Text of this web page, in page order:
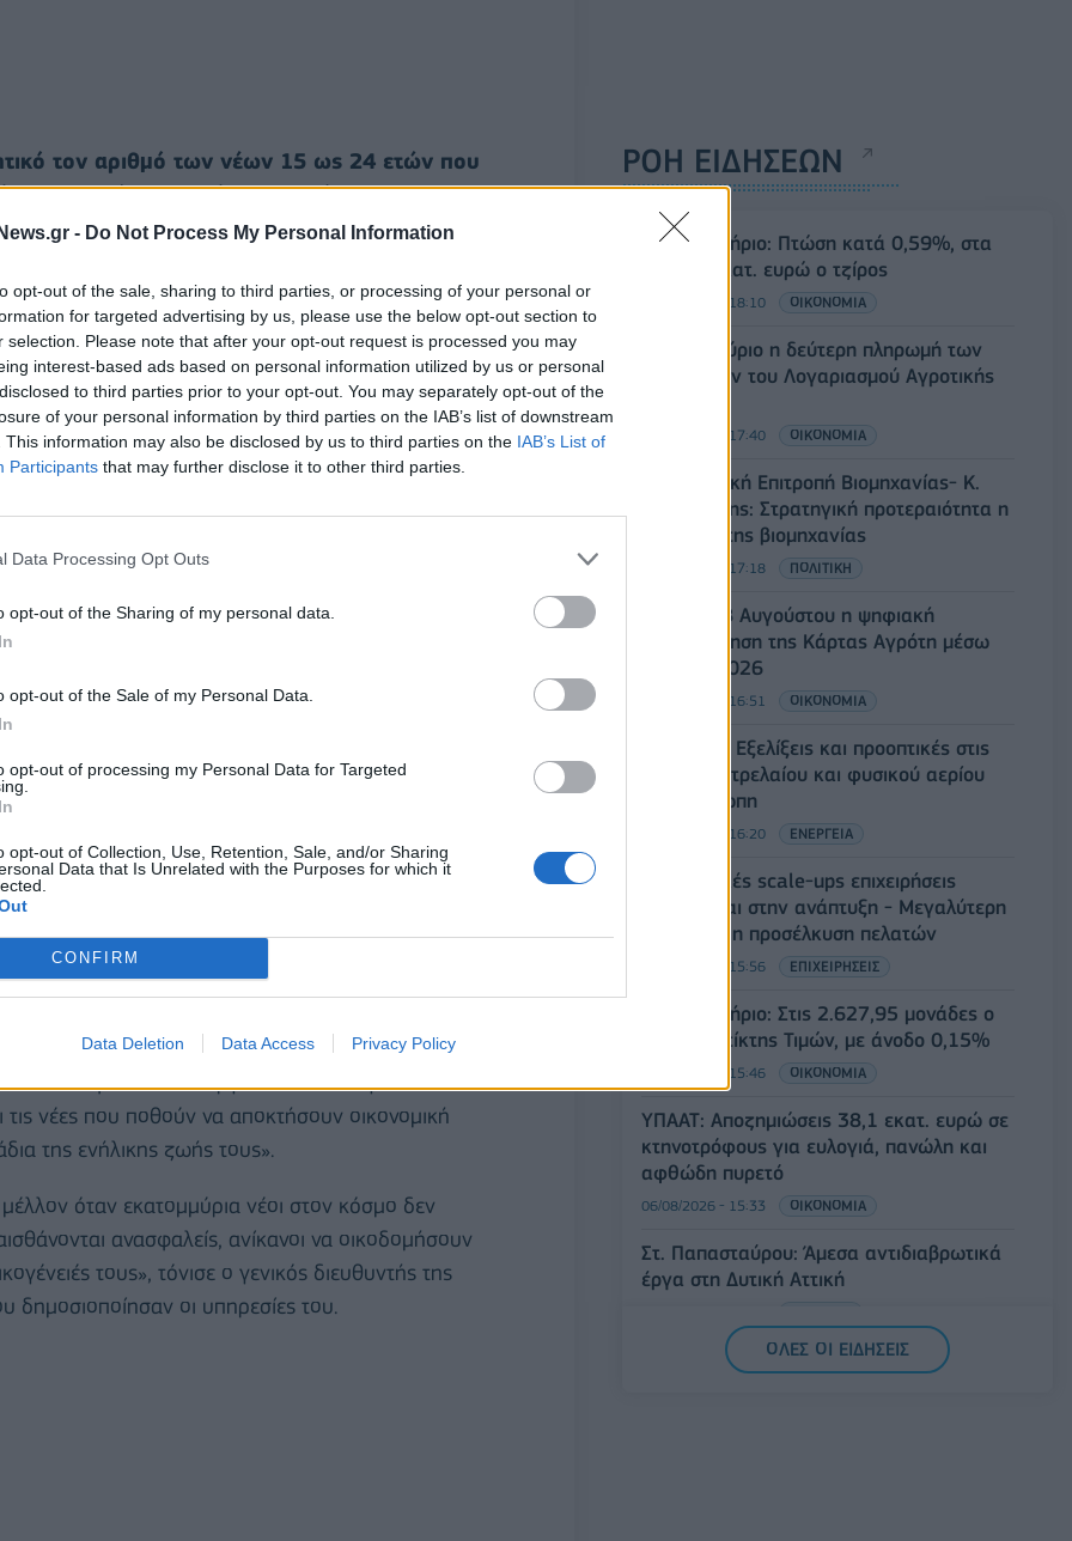
- Do Not Process My Personal Information
opt-out of the sale, sharing to third parties, or processing of your personal or
for targeted advertising by us, please use the below opt-out section to
selection. Please note that after your opt-out request is processed you may
interest-based ads based on personal information utilized by us or personal
to third parties prior to your opt-out. You may separately opt-out of the
of your personal information by third parties on the IAB’s list of downstream
This information may also be disclosed by us to third parties on the IAB’s List of
Participants that may further disclose it to other third parties.
Data Processing Opt Outs
opt-out of the Sharing of my personal data.
opt-out of the Sale of my Personal Data.
opt-out of processing my Personal Data for Targeted
opt-out of Collection, Use, Retention, Sale, and/or Sharing
Data that Is Unrelated with the Purposes for which it
CONFIRM
Data Deletion Data Access Privacy Policy
τον αριθμό των νέων 15 ως 24 ετών που
σε εκπαίδευση, ούτε σε κατάρτιση.
μετά την πανδημία του νέου κορονοϊού
περιφέρειες», ιδιαίτερα «οι νέες
από την ανάκαμψη της οικονομίας», σημειώνει η
υποχώρησε στο 13%, είναι το
μειωμένο σε σύγκριση με το 13,8% που
Προβλέπεται να μειωθεί περαιτέρω, στο 12,8%,
των άνεργων νέων υπολογίζεται πως
ο χαμηλότερος από το 2000.
Στα αραβικά κράτη, στην ανατολική
τα ποσοστά ανεργίας των νέων ήταν υψηλότερα
επισφάλειας της εργασίας είναι πηγή
νέες που ποθούν να αποκτήσουν οικονομική
της ενήλικης ζωής τους».
όταν εκατομμύρια νέοι στον κόσμο δεν
ανασφαλείς, ανίκανοι να οικοδομήσουν
τους», τόνισε ο γενικός διευθυντής της
οι υπηρεσίες του.
ΡΟΗ ΕΙΔΗΣΕΩΝ
Χρηματιστήριο: Πτώση κατά 0,59%, στα
320,42 εκατ. ευρώ ο τζίρος
06/08/2026 - 18:10 ΟΙΚΟΝΟΜΙΑ
ΟΠΕΚΑ: Αύριο η δεύτερη πληρωμή των
δικαιούχων του Λογαριασμού Αγροτικής
06/08/2026 - 17:40 ΟΙΚΟΝΟΜΙΑ
Κυβερνητική Επιτροπή Βιομηχανίας- Κ.
Μητσοτάκης: Στρατηγική προτεραιότητα η
ενίσχυση της βιομηχανίας
06/08/2026 - 17:18 ΠΟΛΙΤΙΚΗ
Από τις 28 Αυγούστου η ψηφιακή
ενεργοποίηση της Κάρτας Αγρότη μέσω
της ΕΑΕ 2026
06/08/2026 - 16:51 ΟΙΚΟΝΟΜΙΑ
Eurobank: Εξελίξεις και προοπτικές στις
αγορές πετρελαίου και φυσικού αερίου
στην Ευρώπη
06/08/2026 - 16:20 ΕΝΕΡΓΕΙΑ
Οι ελληνικές scale-ups επιχειρήσεις
στρέφονται στην ανάπτυξη - Μεγαλύτερη
πρόκληση η προσέλκυση πελατών
06/08/2026 - 15:56 ΕΠΙΧΕΙΡΗΣΕΙΣ
Χρηματιστήριο: Στις 2.627,95 μονάδες ο
Γενικός Δείκτης Τιμών, με άνοδο 0,15%
06/08/2026 - 15:46 ΟΙΚΟΝΟΜΙΑ
ΥΠΑΑΤ: Αποζημιώσεις 38,1 εκατ. ευρώ σε
κτηνοτρόφους για ευλογιά, πανώλη και
αφθώδη πυρετό
06/08/2026 - 15:33 ΟΙΚΟΝΟΜΙΑ
Στ. Παπασταύρου: Άμεσα αντιδιαβρωτικά
έργα στη Δυτική Αττική
Συνάλλαγμα: Το ευρώ υποχωρεί κατά
ΟΛΕΣ ΟΙ ΕΙΔΗΣΕΙΣ